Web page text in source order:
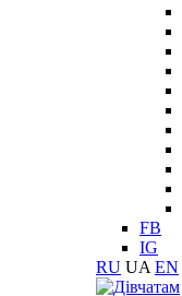
FB
IG
RU UA EN